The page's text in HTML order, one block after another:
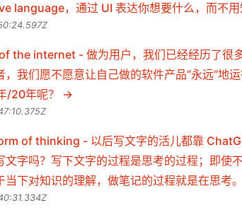
language，通过 UI 表达你想要什么，而不
the internet - 做为用户，我们已经经历了很
，我们愿不愿意让自己做的软件产品“永远”地
/20年呢？
of thinking - 以后写文字的活儿都靠
文字吗？写下文字的过程是思考的过程；即使
当下对知识的理解，做笔记的过程就是在思考。